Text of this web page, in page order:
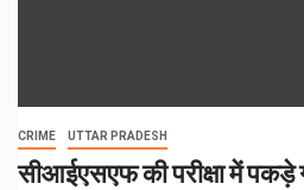
CRIME UTTAR PRADESH
सीआईएसएफ की परीक्षा में पकड़े